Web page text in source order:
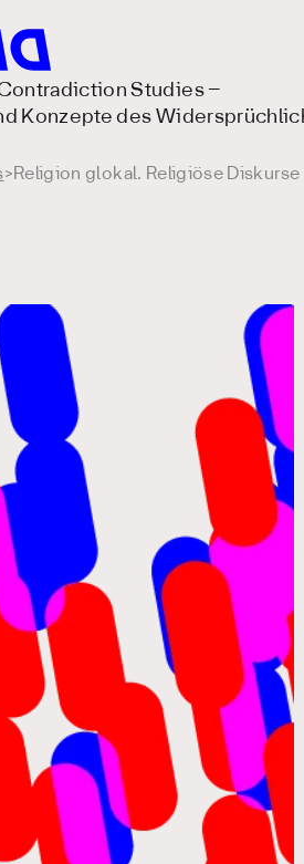
Studies –
Konzepte des
> Religion glokal. Religiöse